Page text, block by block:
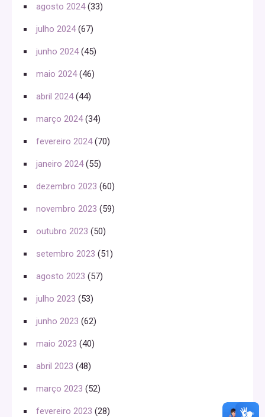
agosto 2024(33)
julho 2024(67)
junho 2024(45)
maio 2024(46)
abril 2024(44)
março 2024(34)
fevereiro 2024(70)
janeiro 2024(55)
dezembro 2023 (60)
novembro 2023 (59)
outubro 2023 (50)
setembro 2023 (51)
agosto 2023 (57)
julho 2023 (53)
junho 2023 (62)
maio 2023 (40)
abril 2023 (48)
março 2023 (52)
fevereiro 2023 (28)